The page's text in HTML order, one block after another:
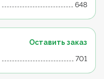
648
Оставить заказ
701